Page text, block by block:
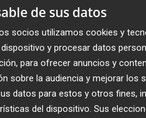
LaGranja reafirma su
de
se plantea como un
Ángela Verdugo
de sus datos
socios utilizamos cookies y
y procesar datos
para ofrecer anuncios y
sobre la audiencia y mejorar los
datos para estos y otros fines,
del dispositivo. Sus